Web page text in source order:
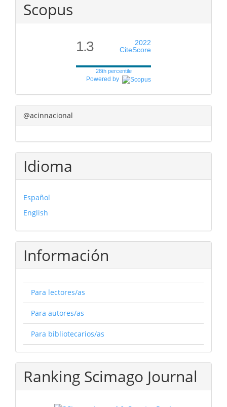
Scopus
1.3
2022
CiteScore
28th percentile
Powered by
@acinnacional
Idioma
Español
English
Información
Para lectores/as
Para autores/as
Para bibliotecarios/as
Ranking Scimago Journal